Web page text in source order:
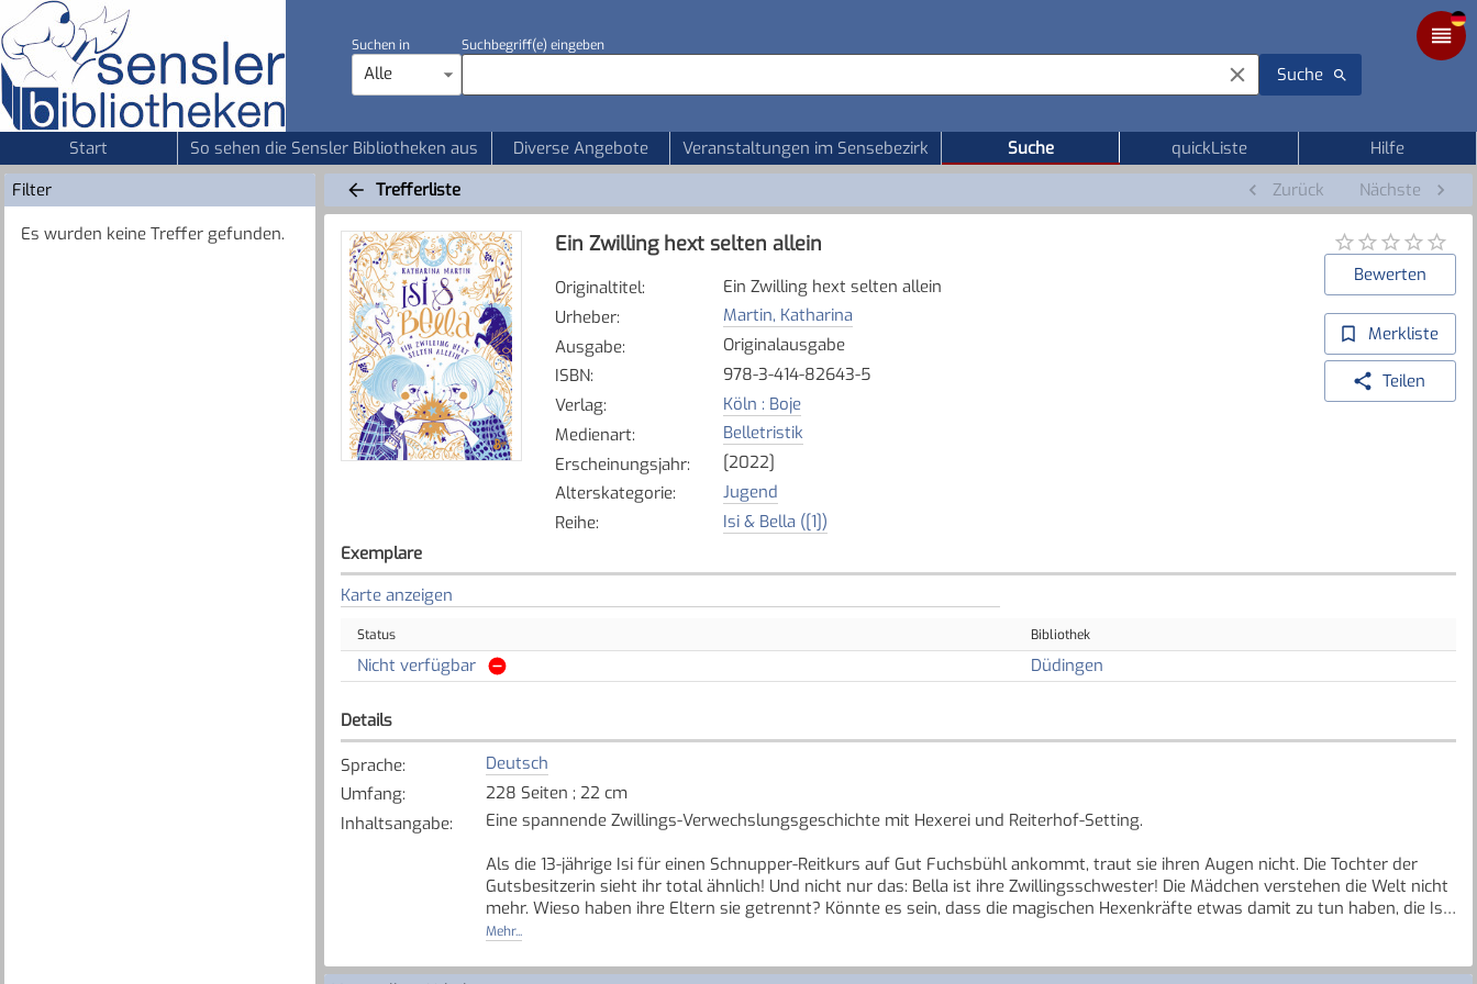
Suchen in
Alle
Suchbegriff(e) eingeben
Suche
Start So sehen die Sensler Bibliotheken aus Diverse Angebote Veranstaltungen im Sensebezirk Suche quickListe
Hilfe
Filter
Es wurden keine Treffer gefunden.
Trefferliste Zurück Nächste
Ein Zwilling hext selten allein
Originaltitel:
Ein Zwilling hext selten allein
Urheber:
Martin, Katharina
Ausgabe:
Originalausgabe
ISBN:
978-3-414-82643-5
Verlag:
Köln : Boje
Medienart:
Belletristik
Erscheinungsjahr:
[2022]
Alterskategorie:
Jugend
Reihe: Isi & Bella ([1])
Bewerten
Merkliste
Teilen
Exemplare
Karte anzeigen
Status Bibliothek
Nicht verfügbar Düdingen
Details
Sprache:
Deutsch
Umfang:
228 Seiten ; 22 cm
Inhaltsangabe:
Eine spannende Zwillings-Verwechslungsgeschichte mit Hexerei und Reiterhof-Setting.
Als die 13-jährige Isi für einen Schnupper-Reitkurs auf Gut Fuchsbühl ankommt, traut sie ihren Augen nicht. Die Tochter der
Gutsbesitzerin sieht ihr total ähnlich! Und nicht nur das: Bella ist ihre Zwillingsschwester! Die Mädchen verstehen die Welt nicht
mehr. Wieso haben ihre Eltern sie getrennt? Könnte es sein, dass die magischen Hexenkräfte etwas damit zu tun haben, die Isi
plötzlich an sich bemerkt?
Kurzerhand beschliessen sie, die Rollen zu tauschen. Während Bella zu ihrem Vater in die Stadt fährt, bleibt Isi auf dem Hof.
Mehr...